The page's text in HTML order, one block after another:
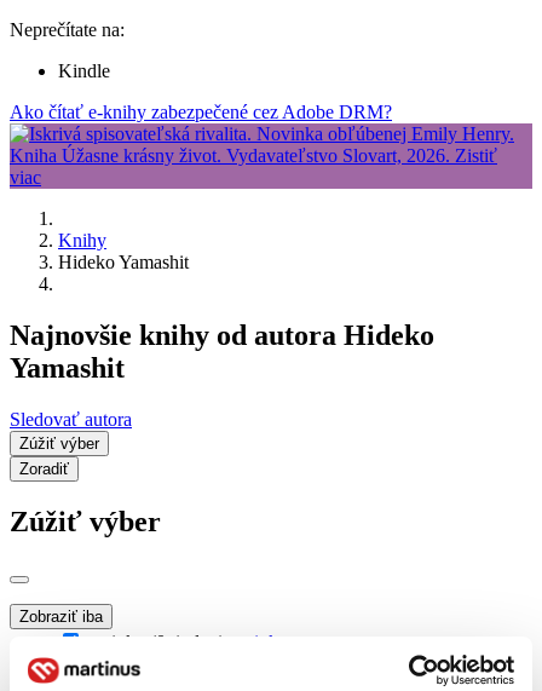
Neprečítate na:
Kindle
Ako čítať e-knihy zabezpečené cez Adobe DRM?
Knihy
Hideko Yamashit
Najnovšie knihy od autora Hideko
Yamashit
Sledovať autora
Zúžiť výber
Zoradiť
Zúžiť výber
Zobraziť iba
novinky (0 titulov)
novinky
zľavnené tituly (0 titulov)